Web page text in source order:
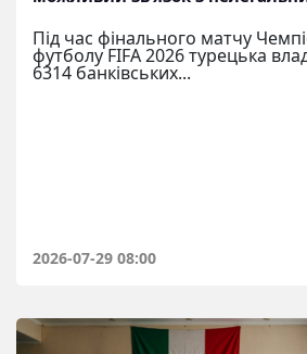
Під час фінального матчу
футболу FIFA 2026 турецька
6314 банківських...
2026-07-29 08:00